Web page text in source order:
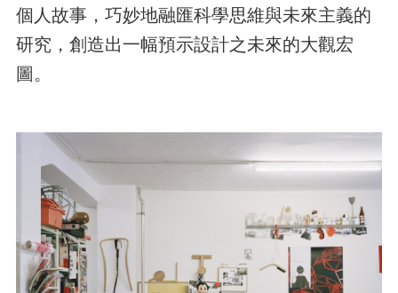
個人故事，巧妙地融匯科學思維與未來主義的
研究，創造出一幅預示設計之未來的大觀宏
圖。